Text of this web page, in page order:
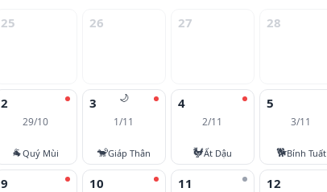
25 26 27 28
2
29/10
🐐Quý Mùi
🌙
3
1/11
🐒Giáp Thân
4
2/11
🐓Ất Dậu
5
3/11
🐕Bính Tuất
9 10 11 12